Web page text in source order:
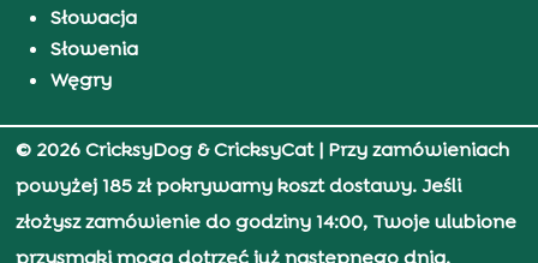
Słowacja
Słowenia
Węgry
© 2026 CricksyDog & CricksyCat| Przy zamówieniach
powyżej 185 zł pokrywamy koszt dostawy. Jeśli
złożysz zamówienie do godziny 14:00, Twoje ulubione
przysmaki mogą dotrzeć już następnego dnia.